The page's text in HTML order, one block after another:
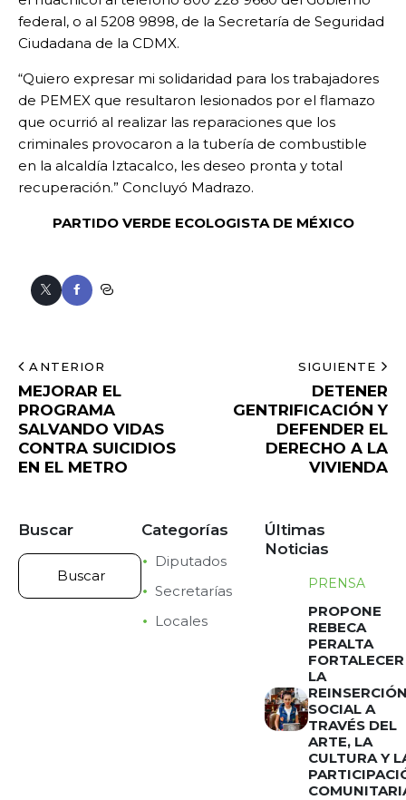
federal, o al 5208 9898, de la Secretaría de Seguridad
Ciudadana de la CDMX.
“Quiero expresar mi solidaridad para los trabajadores
de PEMEX que resultaron lesionados por el flamazo
que ocurrió al realizar las reparaciones que los
criminales provocaron a la tubería de combustible
en la alcaldía Iztacalco, les deseo pronta y total
recuperación.” Concluyó Madrazo.
PARTIDO VERDE ECOLOGISTA DE MÉXICO
ANTERIOR
MEJORAR EL
PROGRAMA
SALVANDO VIDAS
CONTRA SUICIDIOS
EN EL METRO
SIGUIENTE
DETENER
GENTRIFICACIÓN Y
DEFENDER EL
DERECHO A LA
VIVIENDA
Buscar Categorías
Diputados
Secretarías
Locales
Últimas
Noticias
PRENSA
PROPONE
REBECA
PERALTA
FORTALECER
LA
SOCIAL A
TRAVÉS DEL
ARTE, LA
CULTURA Y